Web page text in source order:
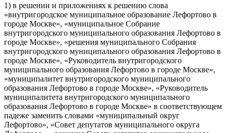
1) в решении и приложениях к решению слова
«внутригородское муниципальное образование Лефортово в
городе Москве», «муниципальное Собрание
внутригородского муниципального образования Лефортово в
городе Москве», «решения муниципального Собрания
внутригородского муниципального образования Лефортово в
городе Москве», «Руководитель внутригородского
муниципального образования Лефортово в городе Москве»,
«муниципалитет внутригородского муниципального
образования Лефортово в городе Москве», «Руководитель
муниципалитета внутригородского муниципального
образования Лефортово в городе Москве» в соответствующем
падеже заменить словами «муниципальный округ
Лефортово», «Совет депутатов муниципального округа